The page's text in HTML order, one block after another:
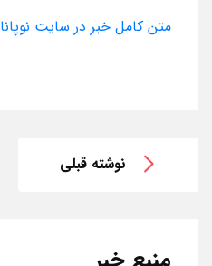
متن کامل خبر در سایت نوپانا
نوشته قبلی